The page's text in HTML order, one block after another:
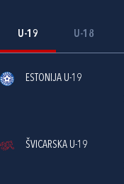
U-19 U-18
ESTONIJA U-19
ŠVICARSKA U-19